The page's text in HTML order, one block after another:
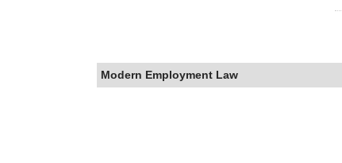
Modern Employment Law